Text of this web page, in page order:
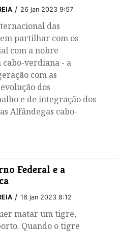
/ 26 jan 2023 9:57
das
partilhar com os
com a nobre
verdiana - a
com as
dos
e de integração dos
Alfândegas cabo-
Federal e a
/ 16 jan 2023 8:12
matar um tigre,
Quando o tigre